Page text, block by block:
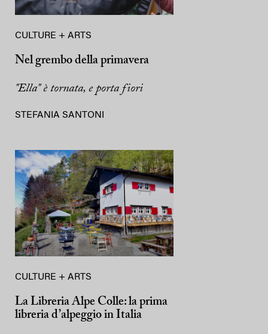
CULTURE + ARTS
Nel grembo della primavera
"Ella" è tornata, e porta fiori
STEFANIA SANTONI
CULTURE + ARTS
La Libreria Alpe Colle: la prima
libreria d’alpeggio in Italia